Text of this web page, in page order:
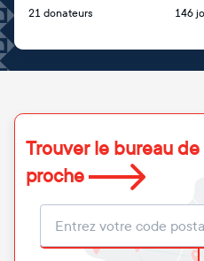
21 donateurs 146
Trouver le bureau
proche
Localisation